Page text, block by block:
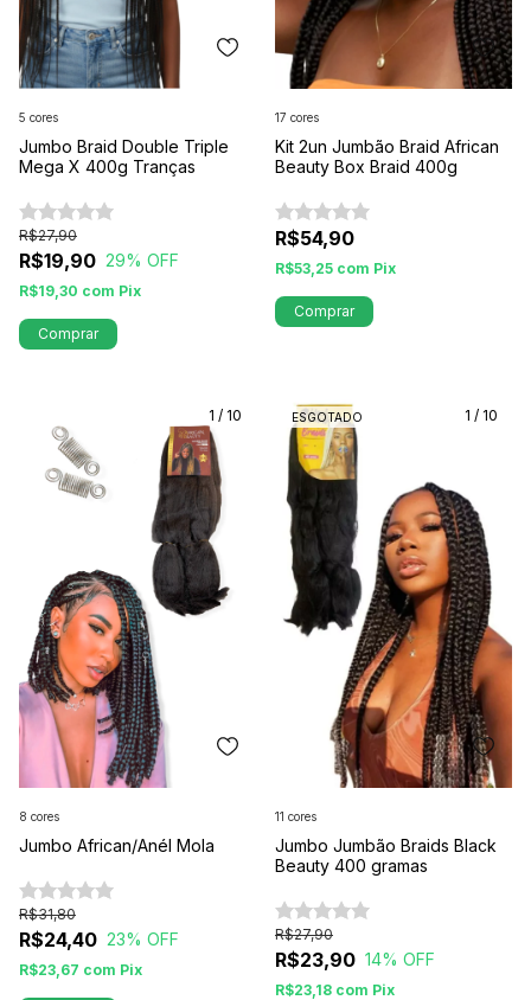
Jumbo Braid Double Triple
Mega X 400g Tranças
R$19,90
R$27,90
29% OFF
R$19,30 com Pix
5 cores
Comprar
Kit 2un Jumbão Braid African
Beauty Box Braid 400g
R$54,90
R$53,25 com Pix
17 cores
Comprar
1 / 10
Jumbo African/Anél Mola
R$24,40
R$31,80
23% OFF
R$23,67 com Pix
8 cores
1 / 10
ESGOTADO
Jumbo Jumbão Braids Black
Beauty 400 gramas
R$23,90
R$27,90
14% OFF
R$23,18 com Pix
11 cores